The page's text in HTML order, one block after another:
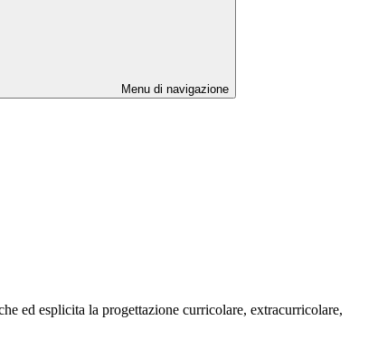
Menu di navigazione
ed esplicita la progettazione curricolare, extracurricolare,